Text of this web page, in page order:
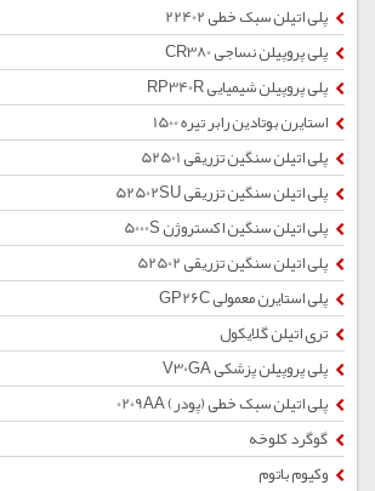
پلی اتیلن سبک خطی 22402
پلی پروپیلن نساجی CR380
پلی پروپیلن شیمیایی RP340R
استایرن بوتادین رابر تیره 1500
پلی اتیلن سنگین تزریقی 52501
پلی اتیلن سنگین تزریقی 52502SU
پلی اتیلن سنگین اکستروژن 5000S
پلی اتیلن سنگین تزریقی 52502
پلی استایرن معمولی GP26C
تری اتیلن گلایکول
پلی پروپیلن پزشکی V30GA
پلی اتیلن سبک خطی (پودر) 0209AA
گوگرد کلوخه
وکیوم باتوم